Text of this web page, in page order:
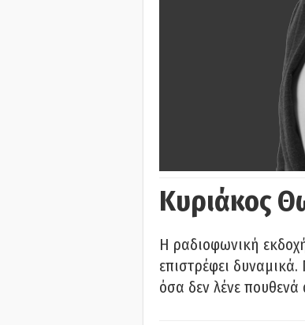
Κυριάκος
Η ραδιοφωνική
επιστρέφει
όσα δεν λένε